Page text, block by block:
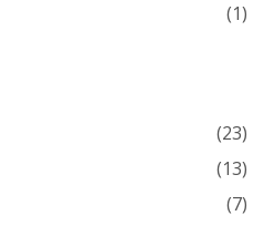
(1)
(23)
(13)
(7)